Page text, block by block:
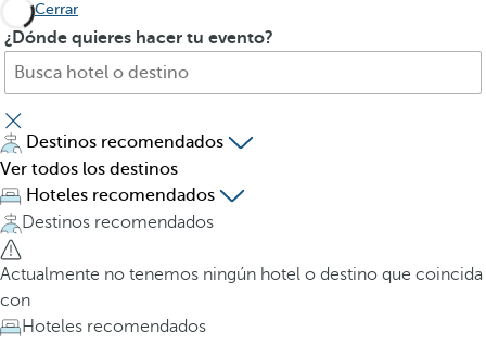
Cerrar
¿Dónde quieres hacer tu evento?
B
s
c
a
h
o
t
e
l
,
d
A
p
u
l
s
a
r
l
a
t
e
Destinos recomendados
Ver todos los destinos
Hoteles recomendados
Destinos recomendados
Actualmente no tenemos ningún hotel o destino que coincida
con
Hoteles recomendados